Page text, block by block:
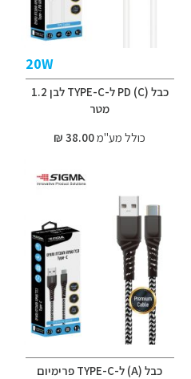
20W
כבל (C) PD ל-TYPE-C לבן 1.2
מטר
כולל מע"מ38.00 ₪
כבל (A) ל-TYPE-C פרימיום